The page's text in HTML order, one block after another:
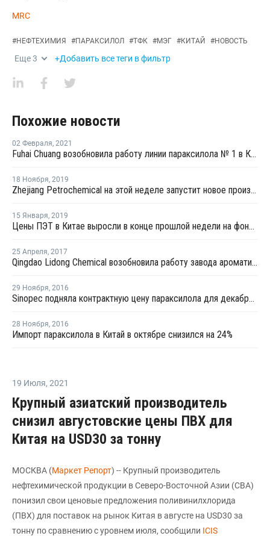
MRC
#НЕФТЕХИМИЯ #ПАРАКСИЛОЛ #ТФК #МЭГ #КИТАЙ #НОВОСТЬ
Еще3 +Добавить все теги в фильтр
Похожие новости
02 Февраля, 2021
Fuhai Chuang возобновила работу линии параксилола № 1 в Китае после планового ремонта
18 Ноября, 2019
Zhejiang Petrochemical на этой неделе запустит новое производство параксилола в Китае
15 Января, 2019
Цены ПЭТ в Китае выросли в конце прошлой недели на фоне увеличения котировок параксилола
25 Апреля, 2017
Qingdao Lidong Chemical возобновила работу завода ароматических веществ после профилактики
29 Ноября, 2016
Sinopec подняла контрактную цену параксилола для декабрьских поставок
28 Ноября, 2016
Импорт параксилола в Китай в октябре снизился на 24%
19 Июля, 2021
Крупный азиатский производитель
снизил августовские цены ПВХ для
Китая на USD30 за тонну
МОСКВА (Маркет Репорт) -- Крупный производитель
нефтехимической продукции в Северо-Восточной Азии (СВА)
понизил свои ценовые предложения поливинилхлорида
(ПВХ) для поставок на рынок Китая в августе на USD30 за
тонну по сравнению с уровнем июля, сообщили ICIS